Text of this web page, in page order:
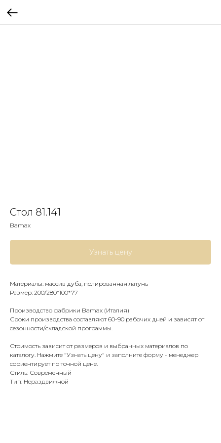
Стол 81.141
Bamax
Узнать цену
Материалы: массив дуба, полированная латунь
Размер: 200/280*100*77
Производство фабрики Bamax (Италия)
Сроки производства составляют 60-90 рабочих дней и зависят от
сезонности/складской программы.
Стоимость зависит от размеров и выбранных материалов по
каталогу. Нажмите "Узнать цену" и заполните форму - менеджер
сориентирует по точной цене.
Стиль: Современный
Тип: Нераздвижной